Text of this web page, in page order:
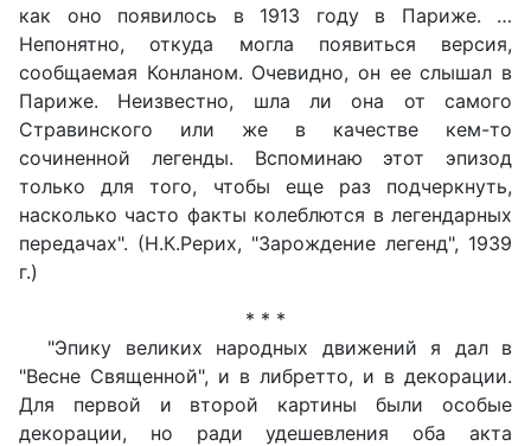
как оно появилось в 1913 году в Париже. …
Непонятно, откуда могла появиться версия,
сообщаемая Конланом. Очевидно, он ее слышал в
Париже. Неизвестно, шла ли она от самого
Стравинского или же в качестве кем-то
сочиненной легенды. Вспоминаю этот эпизод
только для того, чтобы еще раз подчеркнуть,
насколько часто факты колеблются в легендарных
передачах". (Н.К.Рерих, "Зарождение легенд", 1939
г.)
* * *
"Эпику великих народных движений я дал в
"Весне Священной", и в либретто, и в декорации.
Для первой и второй картины были особые
декорации, но ради удешевления оба акта